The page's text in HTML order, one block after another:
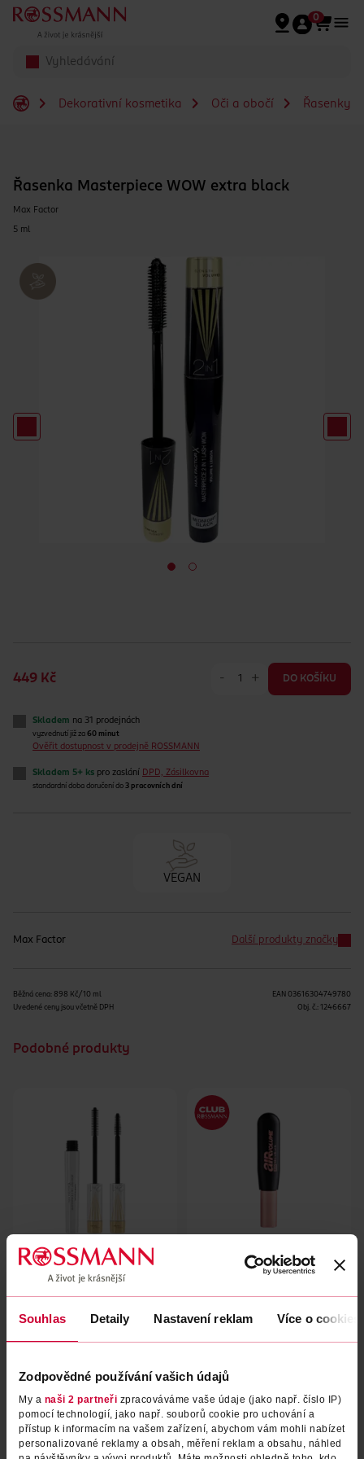
Souhlas Detaily Nastavení reklam Více o cookies
Zodpovědné používání vašich údajů
My a naši 2 partneři zpracováváme vaše údaje (jako např. číslo IP)
pomocí technologií, jako např. souborů cookie pro uchování a
přístup k informacím na vašem zařízení, abychom vám mohli nabízet
personalizované reklamy a obsah, měření reklam a obsahu, náhled
Přeskočit na hlavmní obsah
0
Dekorativní kosmetika Oči a obočí Řasenky
Řasenka Masterpiece WOW extra black
Max Factor
5 ml
449 Kč - + DO KOŠÍKU
Skladem na 31 prodejnách
vyzvednutí již za 60 minut
Ověřit dostupnost v prodejně ROSSMANN
Skladem 5+ ks pro zaslání DPD, Zásilkovna
standardní doba doručení do 3 pracovních dní
VEGAN
Max Factor Další produkty značky
Běžná cena: 898 Kč/10 ml
Uvedené ceny jsou včetně DPH
EAN 03616304749780
Obj. č.: 1246667
Podobné produkty
Řasenka Masterpiece WOW
7 ml
Obj. č.: 1169294
Řasenka airVolume Extra black